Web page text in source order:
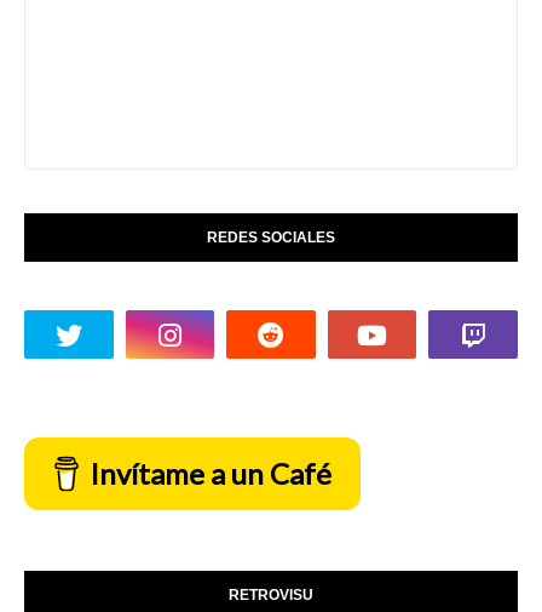
REDES SOCIALES
Invítame a un Café
RETROVISU